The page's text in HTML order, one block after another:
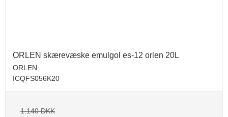
ORLEN skærevæske emulgol es-12 orlen 20L
ORLEN
ICQFS056K20
1.140 DKK